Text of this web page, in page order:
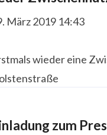
März 2019 14:43
wieder eine
zum